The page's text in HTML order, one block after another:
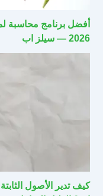
أفضل برنامج محاسبة
2026 — سيلز اب